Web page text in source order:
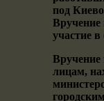
под
Вручение
участие
Вручение
лицам,